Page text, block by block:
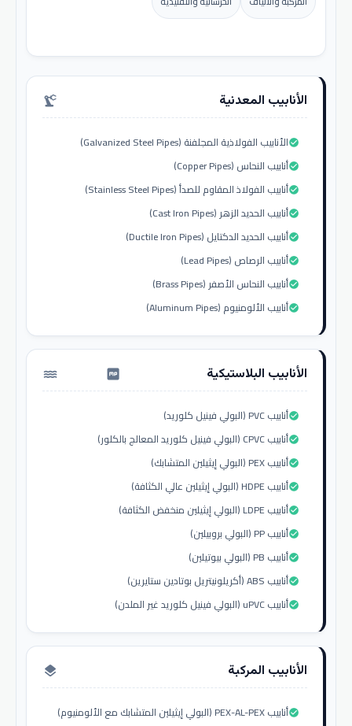
الأنابيب المعدنية precision_manufacturing
الأنابيب الفولاذية المجلفنة (Galvanized Steel Pipes)check_circle
أنابيب النحاس (Copper Pipes)check_circle
أنابيب الفولاذ المقاوم للصدأ (Stainless Steel Pipes)check_circle
أنابيب الحديد الزهر (Cast Iron Pipes)check_circle
أنابيب الحديد الدكتايل (Ductile Iron Pipes)check_circle
أنابيب الرصاص (Lead Pipes)check_circle
أنابيب النحاس الأصفر (Brass Pipes)check_circle
أنابيب الألومنيوم (Aluminum Pipes)check_circle
الأنابيب البلاستيكية water_pump
أنابيب PVC (البولي فينيل كلوريد)check_circle
أنابيب CPVC (البولي فينيل كلوريد المعالج بالكلور)check_circle
أنابيب PEX (البولي إيثيلين المتشابك)check_circle
أنابيب HDPE (البولي إيثيلين عالي الكثافة)check_circle
أنابيب LDPE (البولي إيثيلين منخفض الكثافة)check_circle
أنابيب PP (البولي بروبيلين)check_circle
أنابيب PB (البولي بيوتيلين)check_circle
أنابيب ABS (أكريلونيتريل بوتادين ستايرين)check_circle
أنابيب uPVC (البولي فينيل كلوريد غير الملدن)check_circle
الأنابيب المركبة layers
أنابيب PEX-AL-PEX (البولي إيثيلين المتشابك مع الألومنيوم)check_circle